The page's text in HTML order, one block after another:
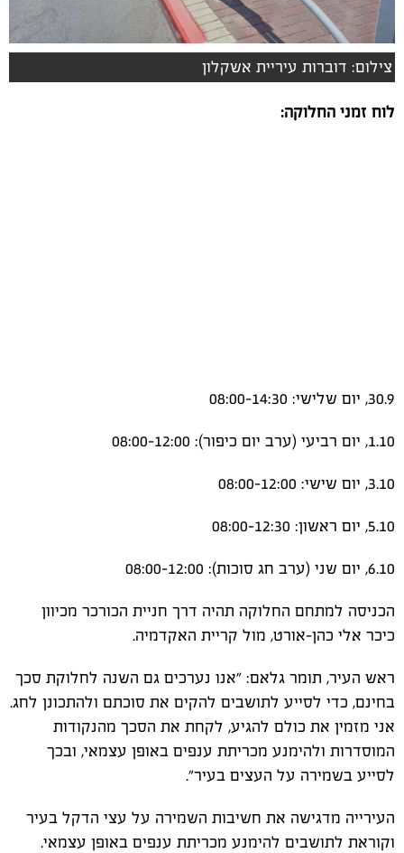
צילום: דוברות עיריית אשקלון
לוח זמני החלוקה:
30.9, יום שלישי: 08:00-14:30
1.10, יום רביעי (ערב יום כיפור): 08:00-12:00
3.10, יום שישי: 08:00-12:00
5.10, יום ראשון: 08:00-12:30
6.10, יום שני (ערב חג סוכות): 08:00-12:00
הכניסה למתחם החלוקה תהיה דרך חניית הכורכר מכיוון
כיכר אלי כהן-אורט, מול קריית האקדמיה.
ראש העיר, תומר גלאם: "אנו נערכים גם השנה לחלוקת סכך
בחינם, כדי לסייע לתושבים להקים את סוכתם ולהתכונן לחג.
אני מזמין את כולם להגיע, לקחת את הסכך מהנקודות
המוסדרות ולהימנע מכריתת ענפים באופן עצמאי, ובכך
לסייע בשמירה על העצים בעיר".
העירייה מדגישה את חשיבות השמירה על עצי הדקל בעיר
וקוראת לתושבים להימנע מכריתת ענפים באופן עצמאי.